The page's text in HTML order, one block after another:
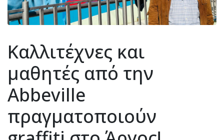
Καλλιτέχνες και
μαθητές από την
Abbeville‎‎
πραγματοποιούν